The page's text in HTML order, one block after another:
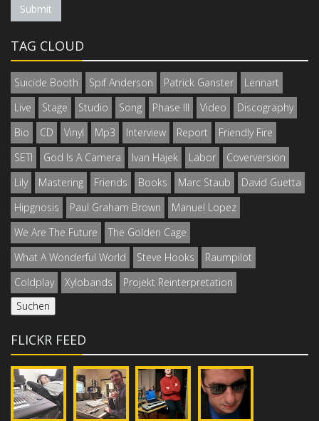
Submit
TAG CLOUD
Suicide Booth Spif Anderson Patrick Ganster
Lennart
Live
Stage Studio Song Phase III Video
Discography
Bio
CD Vinyl Mp3 Interview Report
Friendly Fire
SETI
God Is A Camera Ivan Hajek Labor
Coverversion
Lily
Mastering Friends Books Marc Staub
David Guetta
Hipgnosis
Paul Graham Brown
Manuel Lopez
We Are The Future
The Golden Cage
What A Wonderful World
Steve Hooks
Raumpilot
Coldplay
Xylobands Projekt Reinterpretation
FLICKR FEED